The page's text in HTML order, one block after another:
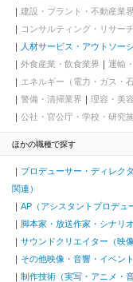
建設・プラント・不動産業界
コンサルティング・リサー
人材サービス・アウトソー
外食産業・飲食業界
運輸
エネルギー（電力・ガス・
警備・清掃業界
理容・美
公社・官公庁・学校・研究
ほかの職種で探す
プロデューサー・ディレク
関連）
AP（アシスタントプロデュ
脚本家・放送作家・シナリ
サウンドクリエイター（映
その他映像・音響・イベン
制作技術（実写・アニメ・